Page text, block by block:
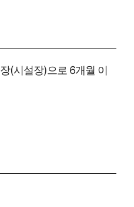
(시설장)으로 6개월 이